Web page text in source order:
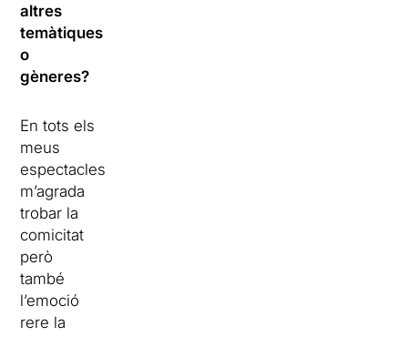
altres
temàtiques
o
gèneres?
En tots els
meus
espectacles
m’agrada
trobar la
comicitat
però
també
l’emoció
rere la